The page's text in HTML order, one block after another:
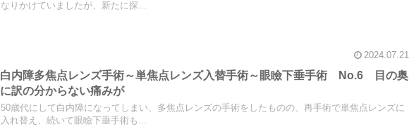
なりかけていましたが、新たに探...
2024.07.21
白内障多焦点レンズ手術～単焦点レンズ入替手術～眼瞼下垂手術 No.6 目の奥
に訳の分からない痛みが
50歳代にして白内障になってしまい、多焦点レンズの手術をしたものの、再手術で単焦点レンズに
入れ替え、続いて眼瞼下垂手術も...